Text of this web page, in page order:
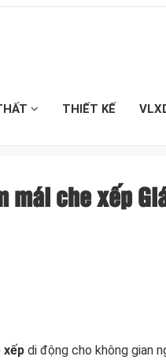
THIẾT KẾ
che xếp Giá
xếp di động cho không gian